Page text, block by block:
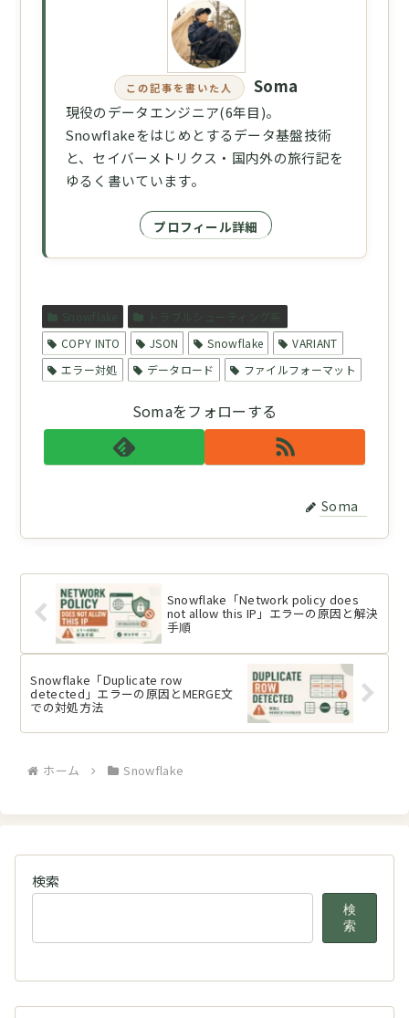
この記事を書いた人 Soma
現役のデータエンジニア(6年目)。
Snowflakeをはじめとするデータ基盤技術
と、セイバーメトリクス・国内外の旅行記を
ゆるく書いています。
プロフィール詳細
Snowflake
トラブルシューティング系
COPY INTO
JSON Snowflake
VARIANT
エラー対処
データロード ファイルフォーマット
Somaをフォローする
Soma
Snowflake「Network policy does
not allow this IP」エラーの原因と解決
手順
Snowflake「Duplicate row
detected」エラーの原因とMERGE文
での対処方法
ホーム Snowflake
検索
検
索